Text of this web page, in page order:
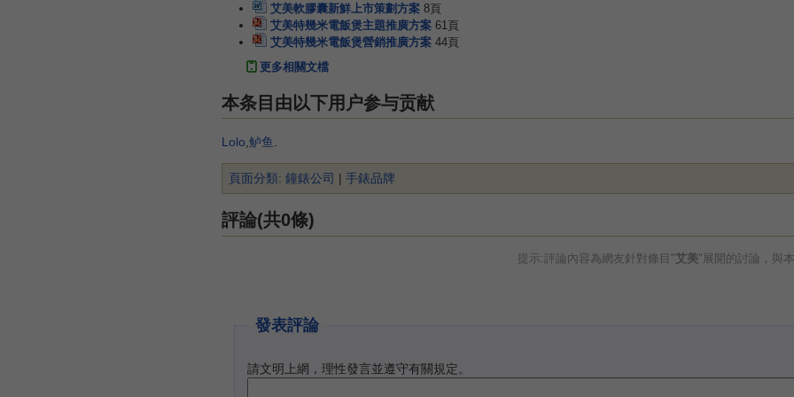
艾美軟膠囊新鮮上市策劃方案 8頁
艾美特幾米電飯煲主題推廣方案 61頁
艾美特幾米電飯煲營銷推廣方案 44頁
更多相關文檔
本条目由以下用户参与贡献
Lolo 鲈鱼
頁面分類: 鐘錶公司 | 手錶品牌
評論(共0條)
提示:評論內容為網友針對條目"艾美"展開的討論，與
發表評論
請文明上網，理性發言並遵守有關規定。